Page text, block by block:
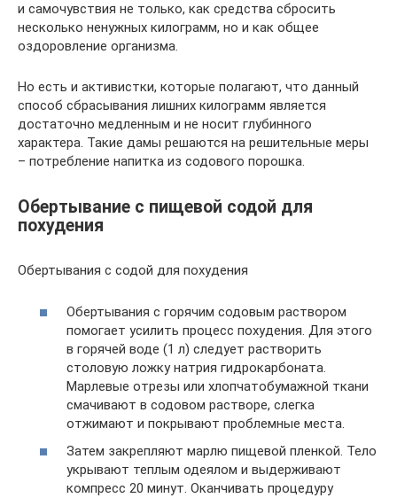
и самочувствия не только, как средства сбросить
несколько ненужных килограмм, но и как общее
оздоровление организма.
Но есть и активистки, которые полагают, что данный
способ сбрасывания лишних килограмм является
достаточно медленным и не носит глубинного
характера. Такие дамы решаются на решительные меры
– потребление напитка из содового порошка.
Обертывание с пищевой содой для
похудения
Обертывания с содой для похудения
Обертывания с горячим содовым раствором
помогает усилить процесс похудения. Для этого
в горячей воде (1 л) следует растворить
столовую ложку натрия гидрокарбоната.
Марлевые отрезы или хлопчатобумажной ткани
смачивают в содовом растворе, слегка
отжимают и покрывают проблемные места.
Затем закрепляют марлю пищевой пленкой. Тело
укрывают теплым одеялом и выдерживают
компресс 20 минут. Оканчивать процедуру